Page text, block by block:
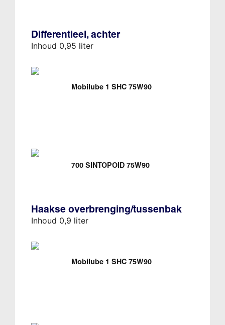
Differentieel, achter
Inhoud 0,95 liter
Mobilube 1 SHC 75W90
700 SINTOPOID 75W90
Haakse overbrenging/tussenbak
Inhoud 0,9 liter
Mobilube 1 SHC 75W90